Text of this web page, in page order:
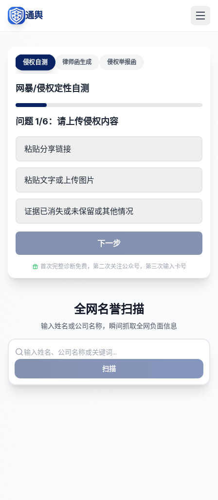
通舆
侵权自测 律师函生成 侵权举报函
网暴/侵权定性自测
问题 1/6：请上传侵权内容
粘贴分享链接
粘贴文字或上传图片
证据已消失或未保留或其他情况
下一步
首次完整诊断免费，第二次关注公众号，第三次输入卡号
全网名誉扫描
输入姓名或公司名称，瞬间抓取全网负面信息
扫描